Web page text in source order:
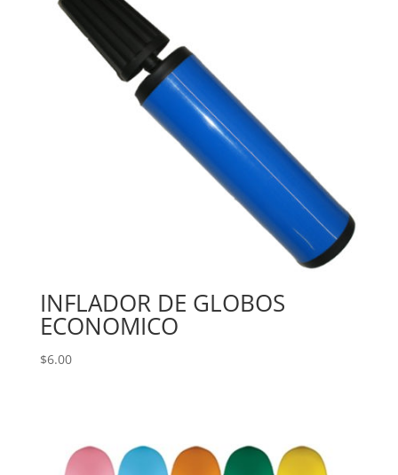
INFLADOR DE GLOBOS
ECONOMICO
$6.00